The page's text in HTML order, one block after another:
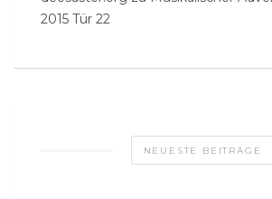
2015 Tür 22
NEUESTE BEITRÄGE